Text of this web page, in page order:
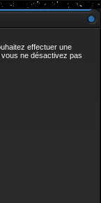
effectuer une
ne désactivez pas